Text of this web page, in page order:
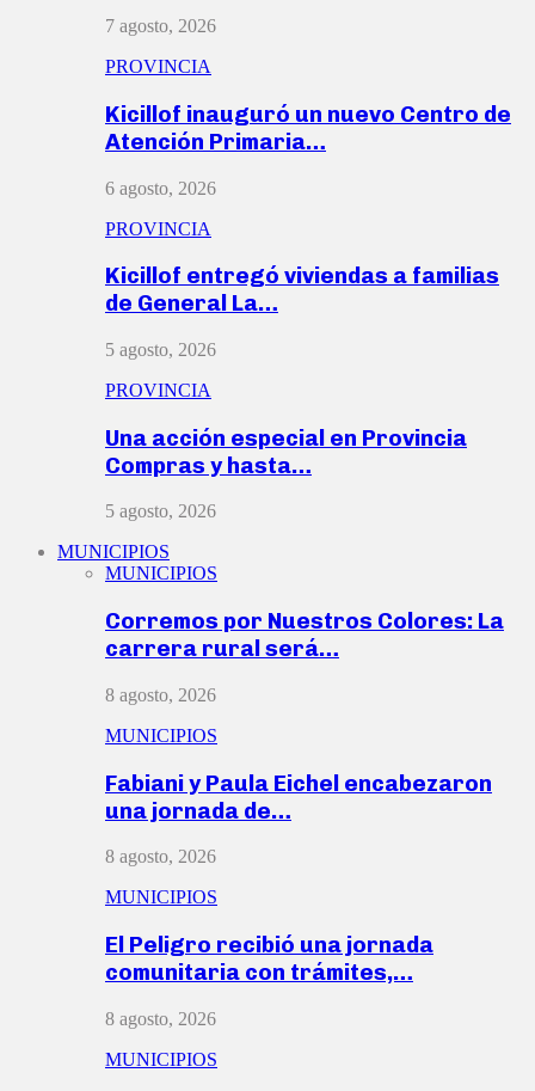
7 agosto, 2026
PROVINCIA
Kicillof inauguró un nuevo Centro de
Atención Primaria…
6 agosto, 2026
PROVINCIA
Kicillof entregó viviendas a familias
de General La…
5 agosto, 2026
PROVINCIA
Una acción especial en Provincia
Compras y hasta…
5 agosto, 2026
MUNICIPIOS
MUNICIPIOS
Corremos por Nuestros Colores: La
carrera rural será…
8 agosto, 2026
MUNICIPIOS
Fabiani y Paula Eichel encabezaron
una jornada de…
8 agosto, 2026
MUNICIPIOS
El Peligro recibió una jornada
comunitaria con trámites,…
8 agosto, 2026
MUNICIPIOS